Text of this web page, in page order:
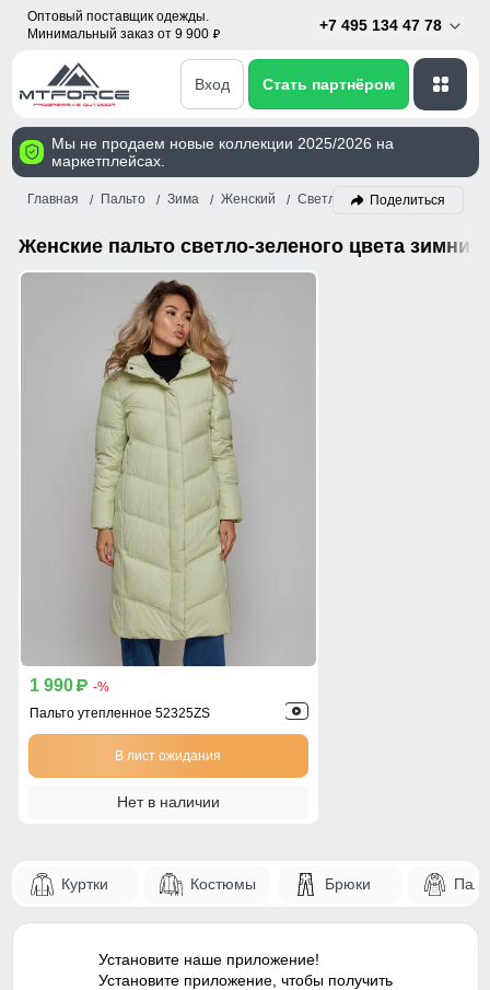
Оптовый поставщик одежды.
Минимальный заказ от 9 900 p
+7 495 134 47 78
Вход Стать партнёром
Мы не продаем новые коллекции 2025/2026 на
маркетплейсах.
Главная Пальто Зима Женский Светло-зеленыйПоделиться
Женские пальто светло-зеленого цвета зимние
1 990 p -%
Пальто утепленное 52325ZS
В лист ожидания
Нет в наличии
Куртки Костюмы Брюки
Установите наше приложение!
Установите приложение, чтобы получить